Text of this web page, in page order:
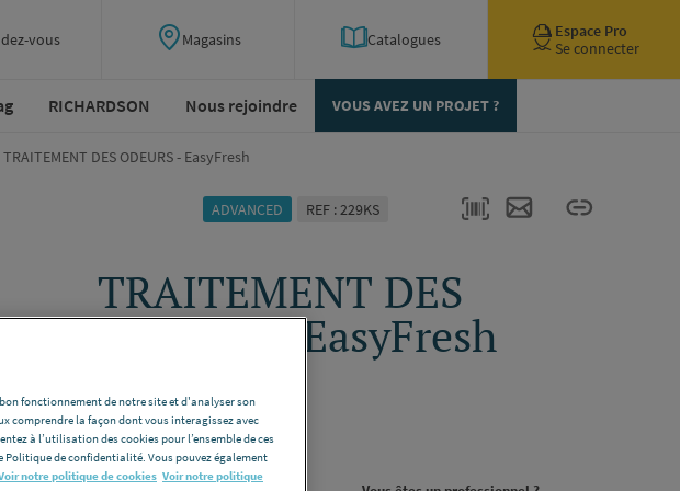
vous Magasins Catalogues
Espace Pro
Se connecter
RICHARDSON Nous rejoindre VOUS AVEZ UN PROJET ?
TRAITEMENT DES ODEURS - EasyFresh
ADVANCED REF : 229KS
TRAITEMENT DES
ODEURS - EasyFresh
Référence177ACE0080
Voir la description complète
fonctionnement de notre site et d'analyser son
comprendre la façon dont vous interagissez avec
à l’utilisation des cookies pour l’ensemble de ces
de confidentialité. Vous pouvez également
notre politique de cookies Voir notre politique